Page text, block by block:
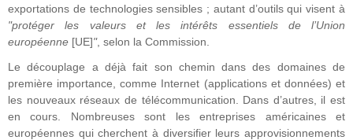
exportations de technologies sensibles ; autant d’outils qui visent à
"protéger les valeurs et les intérêts essentiels de l’Union
européenne [UE]", selon la Commission.
Le découplage a déjà fait son chemin dans des domaines de
première importance, comme Internet (applications et données) et
les nouveaux réseaux de télécommunication. Dans d’autres, il est
en cours. Nombreuses sont les entreprises américaines et
européennes qui cherchent à diversifier leurs approvisionnements